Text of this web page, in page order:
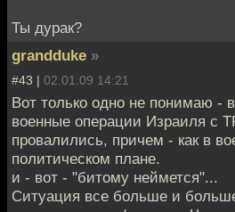
Ты дурак?
grandduke »
#43 | 02.01.09 14:21
Вот только одно не понимаю -
военные операции Израиля с
провалились, причем - как в
политическом плане.
и - вот - "битому неймется"...
Ситуация все больше и